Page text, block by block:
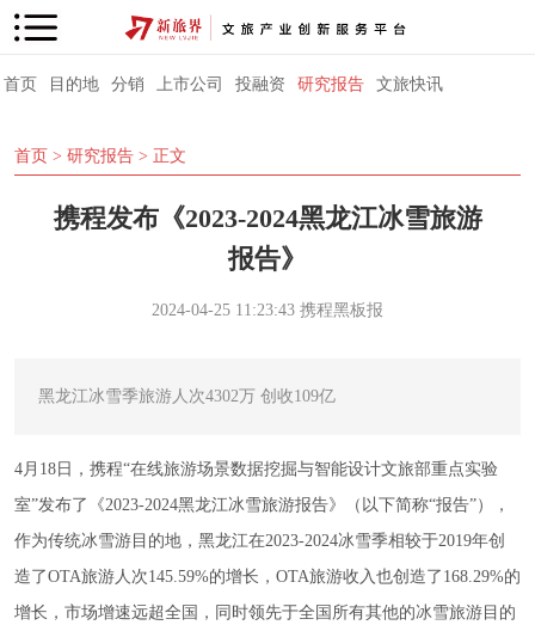
首页 目的地 分销 上市公司 投融资 研究报告 文旅快讯
首页 > 研究报告 > 正文
携程发布《2023-2024黑龙江冰雪旅游
报告》
2024-04-25 11:23:43 携程黑板报
黑龙江冰雪季旅游人次4302万 创收109亿
4月18日，携程“在线旅游场景数据挖掘与智能设计文旅部重点实验
室”发布了《2023-2024黑龙江冰雪旅游报告》（以下简称“报告”），
作为传统冰雪游目的地，黑龙江在2023-2024冰雪季相较于2019年创
造了OTA旅游人次145.59%的增长，OTA旅游收入也创造了168.29%的
增长，市场增速远超全国，同时领先于全国所有其他的冰雪旅游目的